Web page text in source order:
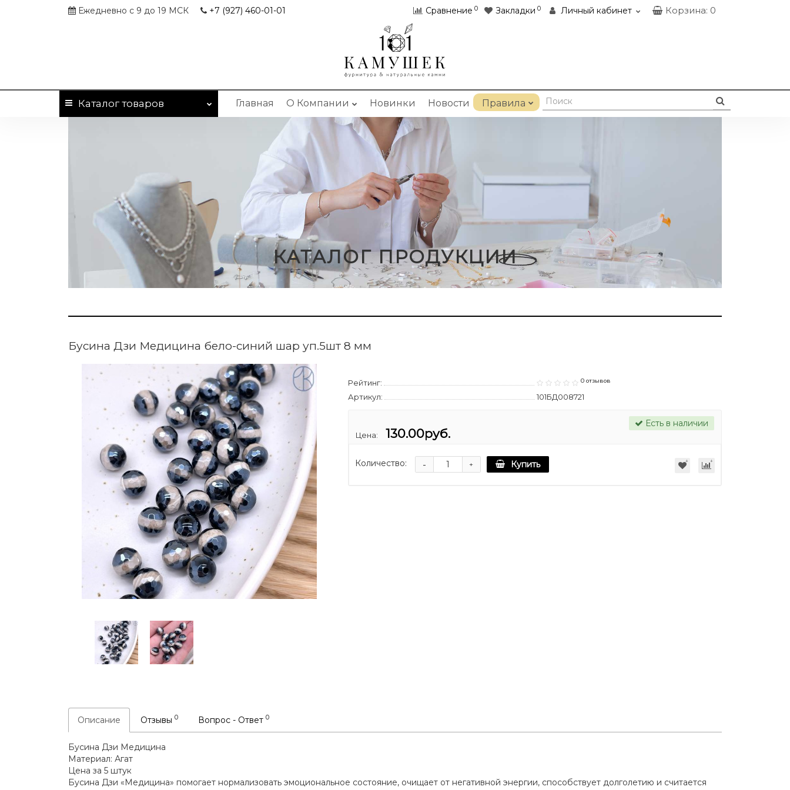
Ежедневно с 9 до 19 МСК +7 (927) 460-01-01 Сравнение 0 Закладки 0 Личный кабинет Корзина: 0
Каталогтоваров Главная О Компании Новинки Новости Правила
КАТАЛОГ ПРОДУКЦИИ
Бусина Дзи Медицина бело-синий шар уп.5шт 8 мм
Рейтинг: 0 отзывов
Артикул: 101БД008721
Цена: 130.00руб.
Есть в наличии
Количество: +
- Купить
Описание Отзывы 0 Вопрос - Ответ 0
Бусина Дзи Медицина
Материал: Агат
Цена за 5 штук
Бусина Дзи «Медицина» помогает нормализовать эмоциональное состояние, очищает от негативной энергии, способствует долголетию и считается